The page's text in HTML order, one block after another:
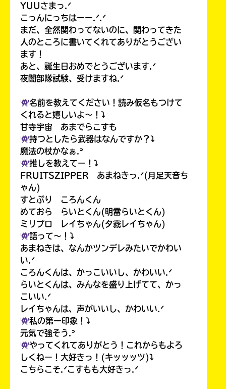
YUUさまっ.ᐟ
こっんにっちはーー.ᐟ.ᐟ
まだ、全然関わってないのに、関わってきた
人のところに書いてくれてありがとうござい
ます！
あと、誕生日おめでとうございます.ᐟ
夜闇部隊試験、受けますね.ᐟ
名前を教えてください！読み仮名もつけて
くれると嬉しいよ〜！⤵︎
甘寺宇宙 あまでらこすも
持つとしたら武器はなんですか？⤵︎
魔法の杖かなぁ.ᐣ
推しを教えてー！⤵︎
FRUITSZIPPER あまねきっ.ᐟ(月足天音ち
ゃん)
すとぷり ころんくん
めておら らいとくん(明雷らいとくん)
ミリプロ レイちゃん(夕霧レイちゃん)
語って〜！⤵︎
あまねきは、なんかツンデレみたいでかわい
い.ᐟ
ころんくんは、かっこいいし、かわいい.ᐟ
らいとくんは、みんなを盛り上げてて、かっ
こいい.ᐟ
レイちゃんは、声がいいし、かわいい.ᐟ
私の第一印象！⤵︎
元気で強そう.ᐣ
やってくれてありがとう！これからもよろ
しくねー！大好きっ！(キッッッツ)⤵︎
こちらこそ.ᐟこすもも大好きっ.ᐟ